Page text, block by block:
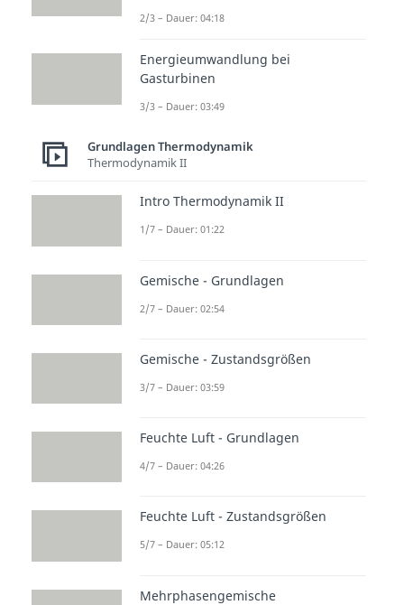
2/3 – Dauer: 04:18
Energieumwandlung bei
Gasturbinen
3/3 – Dauer: 03:49
Grundlagen Thermodynamik
Thermodynamik II
Intro Thermodynamik II
1/7 – Dauer: 01:22
Gemische - Grundlagen
2/7 – Dauer: 02:54
Gemische - Zustandsgrößen
3/7 – Dauer: 03:59
Feuchte Luft - Grundlagen
4/7 – Dauer: 04:26
Feuchte Luft - Zustandsgrößen
5/7 – Dauer: 05:12
Mehrphasengemische